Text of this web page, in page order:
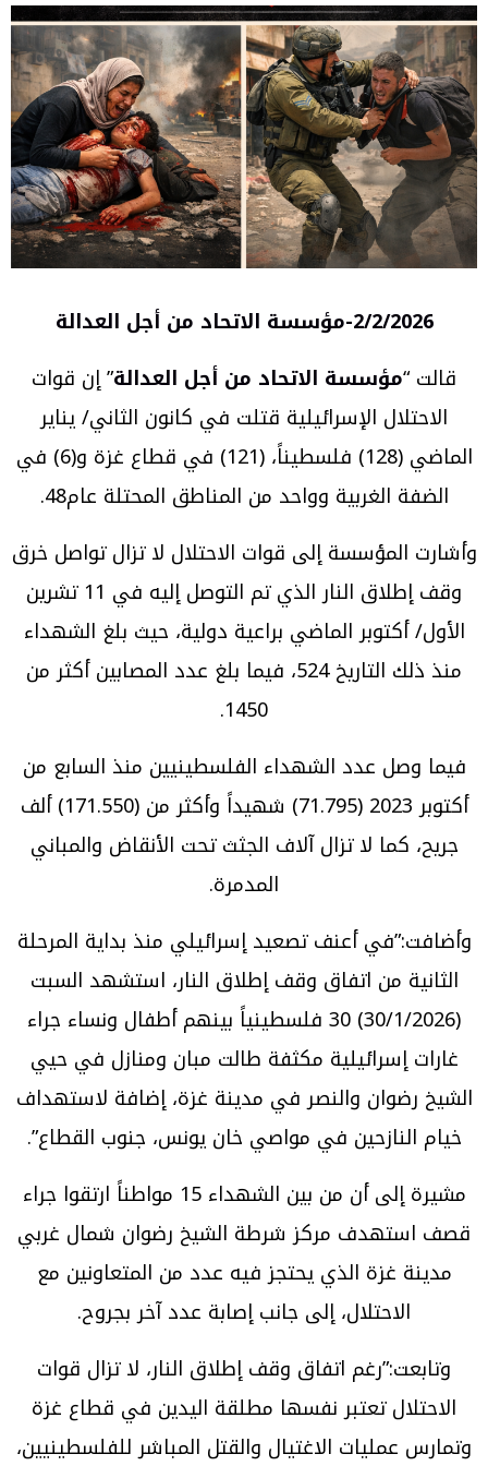
2/2/2026-مؤسسة الاتحاد من أجل العدالة
قالت “مؤسسة الاتحاد من أجل العدالة” إن قوات
الاحتلال الإسرائيلية قتلت في كانون الثاني/ يناير
الماضي (128) فلسطيناً، (121) في قطاع غزة و(6) في
الضفة الغربية وواحد من المناطق المحتلة عام48.
وأشارت المؤسسة إلى قوات الاحتلال لا تزال تواصل خرق
وقف إطلاق النار الذي تم التوصل إليه في 11 تشرين
الأول/ أكتوبر الماضي براعية دولية، حيث بلغ الشهداء
منذ ذلك التاريخ 524، فيما بلغ عدد المصابين أكثر من
1450.
فيما وصل عدد الشهداء الفلسطينيين منذ السابع من
أكتوبر 2023 (71.795) شهيداً وأكثر من (171.550) ألف
جريح، كما لا تزال آلاف الجثث تحت الأنقاض والمباني
المدمرة.
وأضافت:”في أعنف تصعيد إسرائيلي منذ بداية المرحلة
الثانية من اتفاق وقف إطلاق النار، استشهد السبت
(30/1/2026) 30 فلسطينياً بينهم أطفال ونساء جراء
غارات إسرائيلية مكثفة طالت مبان ومنازل في حيي
الشيخ رضوان والنصر في مدينة غزة، إضافة لاستهداف
خيام النازحين في مواصي خان يونس، جنوب القطاع”.
مشيرة إلى أن من بين الشهداء 15 مواطناً ارتقوا جراء
قصف استهدف مركز شرطة الشيخ رضوان شمال غربي
مدينة غزة الذي يحتجز فيه عدد من المتعاونين مع
الاحتلال، إلى جانب إصابة عدد آخر بجروح.
وتابعت:”رغم اتفاق وقف إطلاق النار، لا تزال قوات
الاحتلال تعتبر نفسها مطلقة اليدين في قطاع غزة
وتمارس عمليات الاغتيال والقتل المباشر للفلسطينيين،